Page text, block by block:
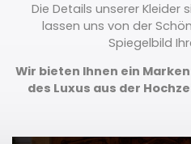
Die Details unserer
lassen uns von der
Spiegelbild
Wir bieten Ihnen ein
des Luxus aus der